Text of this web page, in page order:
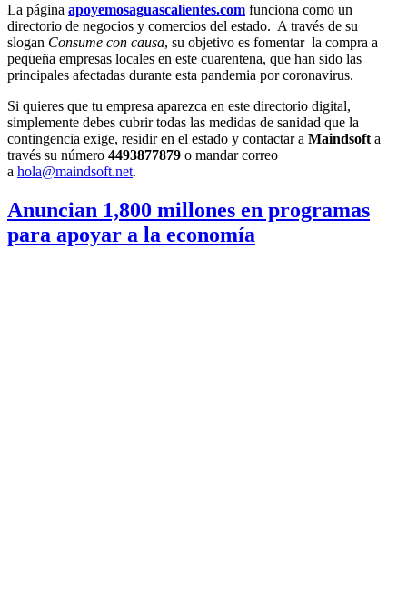
La página apoyemosaguascalientes.com funciona como un
directorio de negocios y comercios del estado. A través de su
slogan Consume con causa, su objetivo es fomentar la compra a
pequeña empresas locales en este cuarentena, que han sido las
principales afectadas durante esta pandemia por coronavirus.
Si quieres que tu empresa aparezca en este directorio digital,
simplemente debes cubrir todas las medidas de sanidad que la
contingencia exige, residir en el estado y contactar a Maindsoft a
través su número 4493877879 o mandar correo
a hola@maindsoft.net.
Anuncian 1,800 millones en programas
para apoyar a la economía